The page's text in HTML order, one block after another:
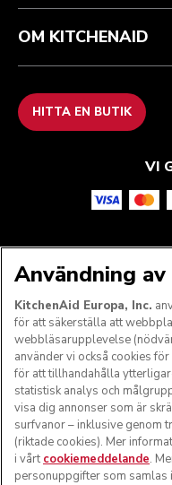
OM KITCHENAID
HITTA EN BUTIK
VI
© KitchenAid 2026 -
köksmaskinens design
Användning av
KitchenAid Europa, Inc.
för att säkerställa att
webbläsarupplevelse
använder vi också cookies
för att tillhandahålla
statistisk analys och
visa dig annonser som är
surfvanor – inklusive genom
(riktade cookies). Mer
i vårt cookiemeddelande.
personuppgifter som samlas